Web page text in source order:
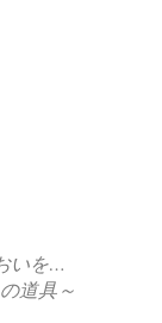
いを…
道具～